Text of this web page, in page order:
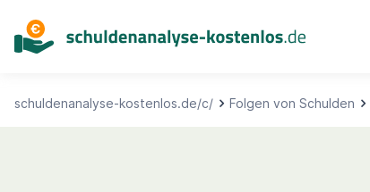
springen
schuldenanalyse-kostenlos.de/c/ Folgen von Schulden